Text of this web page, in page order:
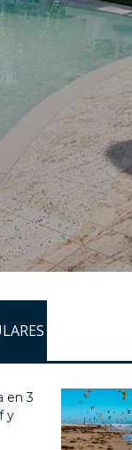
en 3
y